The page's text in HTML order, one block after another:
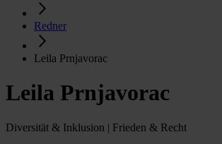
Redner
Leila Prnjavorac
Leila Prnjavorac
Diversität & Inklusion | Frieden & Recht